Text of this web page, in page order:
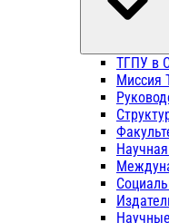
ТГПУ в
Миссия